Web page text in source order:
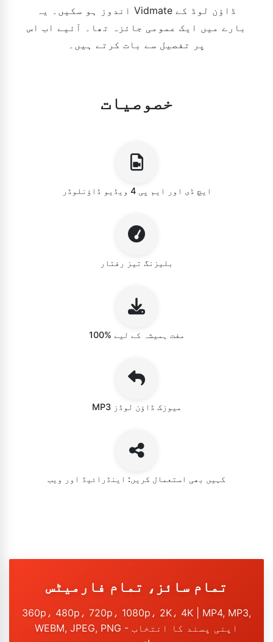
اندوز ہو سکیں۔ یہ Vidmate ڈاؤن لوڈ کے
بارے میں ایک عمومی جائزہ تھا۔ آئیے اب اس
پر تفصیل سے بات کرتے ہیں۔
خصوصیات
ایچ ڈی اور ایم پی 4 ویڈیو ڈاؤنلوڈر
بلیزنگ تیز رفتار
100% مفت ہمیشہ کے لیے
MP3 میوزک ڈاؤن لوڈز
کہیں بھی استعمال کریں: اینڈرائیڈ اور ویب
تمام سائز، تمام فارمیٹس
360p، 480p، 720p، 1080p، 2K، 4K | MP4, MP3,
WEBM, JPEG, PNG - اپنی پسند کا انتخاب